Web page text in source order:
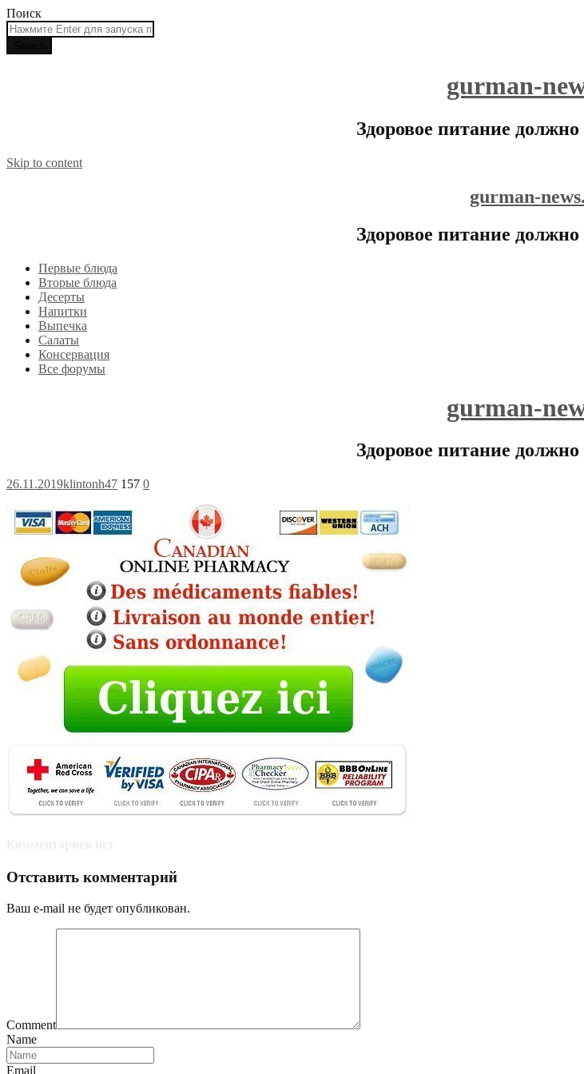
Поиск
gurman-
Здоровое питание
Skip to content
gurman-
Здоровое питание
Первые блюда
Вторые блюда
Десерты
Напитки
Выпечка
Салаты
Консервация
Все форумы
gurman-
Здоровое питание
26.11.2019klintonh47 157 0
Отставить комментарий
Ваш e-mail не будет опубликован.
Comment
Name
Email